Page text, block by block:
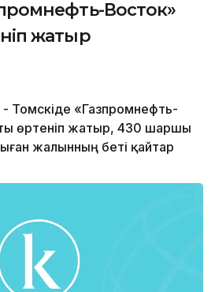
Восток»
жатыр
Томскіде «Газпромнефть-
өртеніп жатыр, 430 шаршы
жалынның беті қайтар